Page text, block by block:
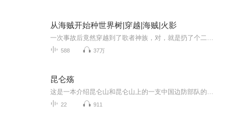
从海贼开始种世界树|穿越|海贼|火影
588 37万
昆仑殇
22 911